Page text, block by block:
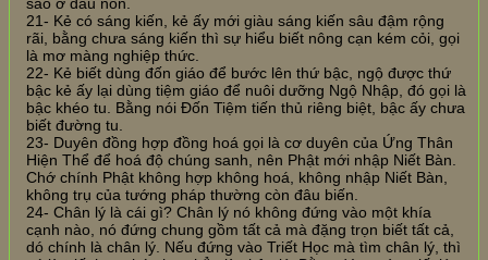
21- Kẻ có sáng kiến, kẻ ấy mới giàu sáng kiến sâu đậm rộng
rãi, bằng chưa sáng kiến thì sự hiểu biết nông cạn kém cỏi, gọi
là mơ màng nghiệp thức.
22- Kẻ biết dùng đốn giáo để bước lên thứ bậc, ngộ được thứ
bậc kẻ ấy lại dùng tiệm giáo để nuôi dưỡng Ngộ Nhập, đó gọi là
bậc khéo tu. Bằng nói Đốn Tiệm tiến thủ riêng biệt, bậc ấy chưa
biết đường tu.
23- Duyên đồng hợp đồng hoá gọi là cơ duyên của Ứng Thân
Hiện Thể để hoá độ chúng sanh, nên Phật mới nhập Niết Bàn.
Chớ chính Phật không hợp không hoá, không nhập Niết Bàn,
không trụ của tướng pháp thường còn đâu biến.
24- Chân lý là cái gì? Chân lý nó không đứng vào một khía
cạnh nào, nó đứng chung gồm tất cả mà đặng trọn biết tất cả,
dó chính là chân lý. Nếu đứng vào Triết Học mà tìm chân lý, thì